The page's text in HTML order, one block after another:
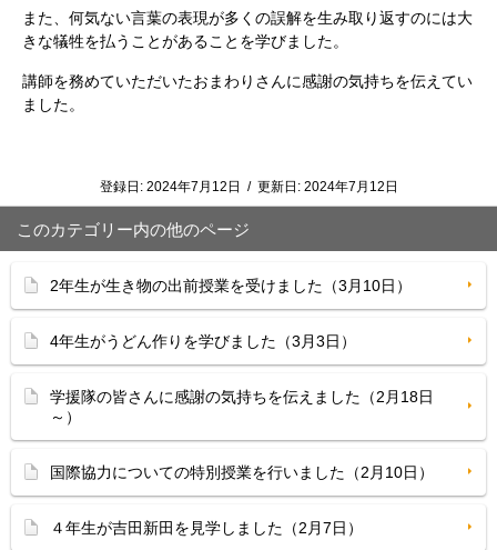
また、何気ない言葉の表現が多くの誤解を生み取り返すのには大
きな犠牲を払うことがあることを学びました。
講師を務めていただいたおまわりさんに感謝の気持ちを伝えてい
ました。
登録日: 2024年7月12日 / 更新日: 2024年7月12日
このカテゴリー内の他のページ
2年生が生き物の出前授業を受けました（3月10日）
4年生がうどん作りを学びました（3月3日）
学援隊の皆さんに感謝の気持ちを伝えました（2月18日
～）
国際協力についての特別授業を行いました（2月10日）
４年生が吉田新田を見学しました（2月7日）